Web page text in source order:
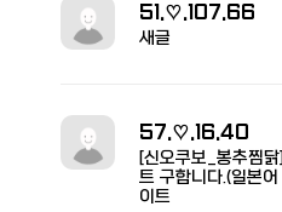
51.♡.107.66
새글
57.♡.16.40
[신오쿠보_봉추찜
트 구합니다.(일본
이트